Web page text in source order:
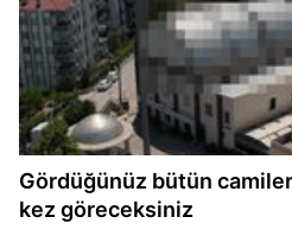
Gördüğünüz bütün
kez göreceksiniz